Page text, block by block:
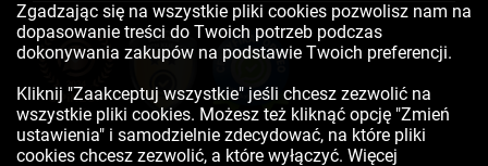
Zgadzając się na wszystkie pliki cookies pozwolisz nam na
dopasowanie treści do Twoich potrzeb podczas
dokonywania zakupów na podstawie Twoich preferencji.
Kliknij "Zaakceptuj wszystkie" jeśli chcesz zezwolić na
wszystkie pliki cookies. Możesz też kliknąć opcję "Zmień
ustawienia" i samodzielnie zdecydować, na które pliki
cookies chcesz zezwolić, a które wyłączyć. Więcej